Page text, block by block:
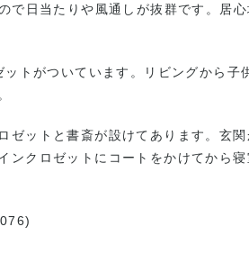
で日当たりや風通しが抜群です。居
トがついています。リビングから子
ゼットと書斎が設けてあります。玄
ンクロゼットにコートをかけてから